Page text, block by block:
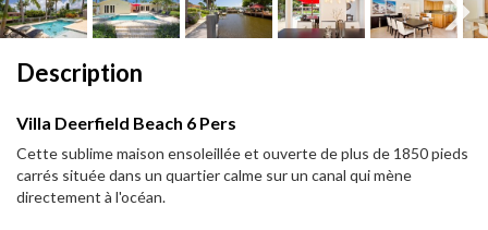
Description
Villa Deerfield Beach 6 Pers
Cette sublime maison ensoleillée et ouverte de plus de 1850 pieds
carrés située dans un quartier calme sur un canal qui mène
directement à l'océan.